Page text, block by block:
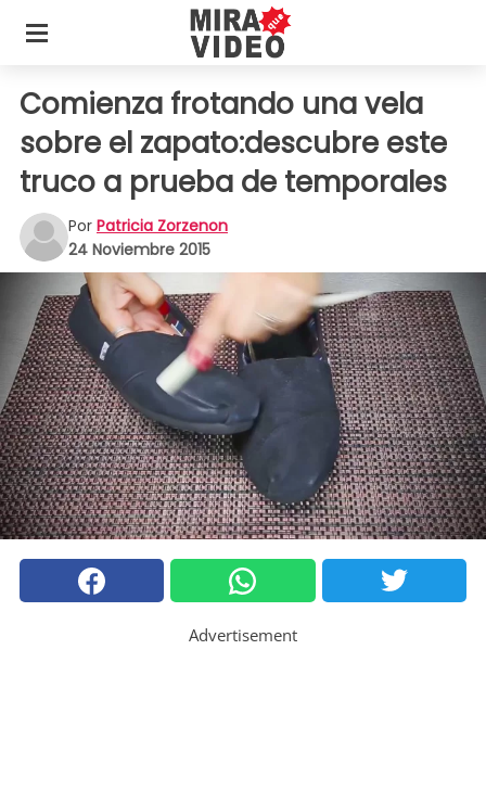
Comienza frotando una vela
sobre el zapato:descubre este
truco a prueba de temporales
Por Patricia Zorzenon
24 Noviembre 2015
Advertisement